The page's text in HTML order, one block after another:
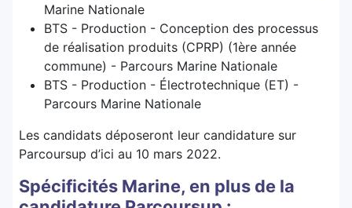
Marine Nationale
BTS - Production - Conception des processus
de réalisation produits (CPRP) (1ère année
commune) - Parcours Marine Nationale
BTS - Production - Électrotechnique (ET) -
Parcours Marine Nationale
Les candidats déposeront leur candidature sur
Parcoursup d’ici au 10 mars 2022.
Spécificités Marine, en plus de la